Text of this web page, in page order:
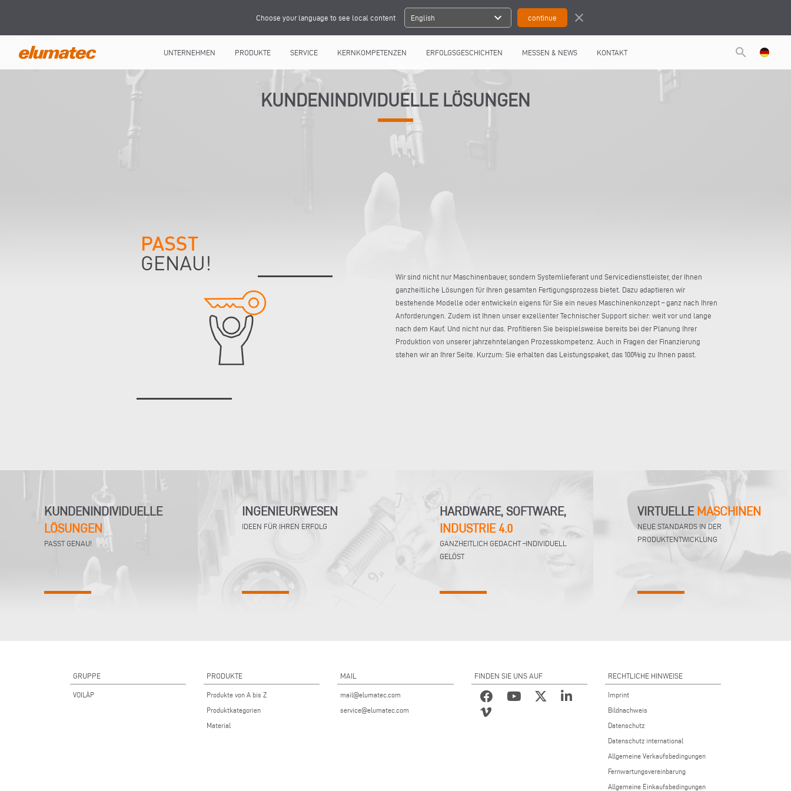
Choose your language to see local content English expand_more close
UNTERNEHMEN PRODUKTE SERVICE KERNKOMPETENZEN ERFOLGSGESCHICHTEN MESSEN & NEWS KONTAKT search
KUNDENINDIVIDUELLE LÖSUNGEN
Wir sind nicht nur Maschinenbauer, sondern Systemlieferant und Servicedienstleister, der Ihnen
ganzheitliche Lösungen für Ihren gesamten Fertigungsprozess bietet. Dazu adaptieren wir
bestehende Modelle oder entwickeln eigens für Sie ein neues Maschinenkonzept – ganz nach Ihren
Anforderungen. Zudem ist Ihnen unser exzellenter Technischer Support sicher: weit vor und lange
nach dem Kauf. Und nicht nur das. Profitieren Sie beispielsweise bereits bei der Planung Ihrer
Produktion von unserer jahrzehntelangen Prozesskompetenz. Auch in Fragen der Finanzierung
stehen wir an Ihrer Seite. Kurzum: Sie erhalten das Leistungspaket, das 100%ig zu Ihnen passt.
KUNDENINDIVIDUELLE
LÖSUNGEN
PASST GENAU!
INGENIEURWESEN
IDEEN FÜR IHREN ERFOLG
HARDWARE, SOFTWARE,
INDUSTRIE 4.0
GANZHEITLICH GEDACHT –INDIVIDUELL
GELÖST
VIRTUELLE MASCHINEN
NEUE STANDARDS IN DER
PRODUKTENTWICKLUNG
GRUPPE
VOILÀP
PRODUKTE
Produkte von A bis Z
Produktkategorien
Material
MAIL
mail@elumatec.com
service@elumatec.com
FINDEN SIE UNS AUF RECHTLICHE HINWEISE
Imprint
Bildnachweis
Datenschutz
Datenschutz international
Allgemeine Verkaufsbedingungen
Fernwartungsvereinbarung
Allgemeine Einkaufsbedingungen